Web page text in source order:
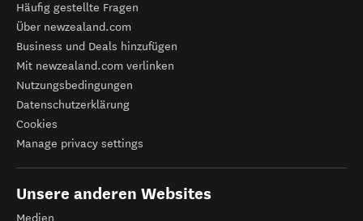
Häufig gestellte Fragen
Über newzealand.com
Business und Deals hinzufügen
Mit newzealand.com verlinken
Nutzungsbedingungen
Datenschutzerklärung
Cookies
Manage privacy settings
Unsere anderen Websites
Medien